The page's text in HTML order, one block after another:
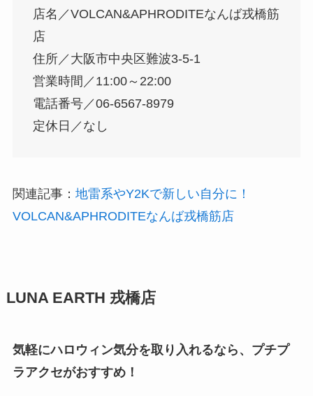
店名／VOLCAN&APHRODITEなんば戎橋筋
店
住所／大阪市中央区難波3-5-1
営業時間／11:00～22:00
電話番号／06-6567-8979
定休日／なし
関連記事： 地雷系やY2Kで新しい自分に！
VOLCAN&APHRODITEなんば戎橋筋店
LUNA EARTH 戎橋店
気軽にハロウィン気分を取り入れるなら、プチプ
ラアクセがおすすめ！